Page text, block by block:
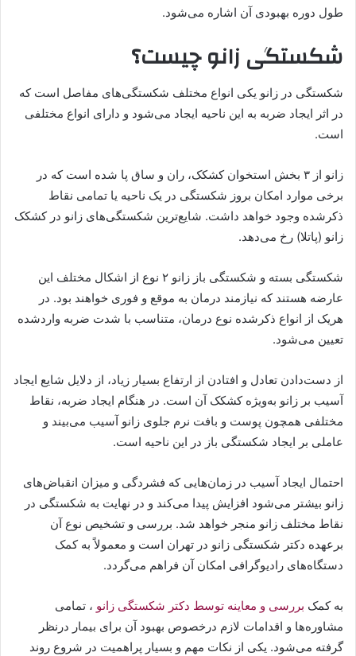
طول دوره بهبودی آن اشاره می‌شود.
شکستگی زانو چیست؟
شکستگی در زانو یکی انواع مختلف شکستگی‌های مفاصل است که
در اثر ایجاد ضربه به این ناحیه ایجاد می‌شود و دارای انواع مختلفی
است.
زانو از ۳ بخش استخوان کشکک، ران و ساق پا شده است که در
برخی موارد امکان بروز شکستگی در یک ناحیه یا تمامی نقاط
ذکرشده وجود خواهد داشت. شایع‌ترین شکستگی‌های زانو در کشکک
زانو (پاتلا) رخ می‌دهد.
شکستگی بسته و شکستگی باز زانو ۲ نوع از اشکال مختلف این
عارضه هستند که نیازمند درمان به موقع و فوری خواهند بود. در
هریک از انواع ذکرشده نوع درمان، متناسب با شدت ضربه وارد‌شده
تعیین می‌شود.
از دست‌دادن تعادل و افتادن از ارتفاع بسیار زیاد، از دلایل شایع‌ ایجاد
آسیب بر زانو به‌ویژه کشکک آن است. در هنگام ایجاد ضربه، نقاط
مختلفی همچون پوست و بافت نرم جلوی زانو آسیب می‌بیند و
عاملی بر ایجاد شکستگی باز در این ناحیه است.
احتمال ایجاد آسیب در زمان‌هایی که فشردگی و میزان انقباض‌های
زانو بیشتر می‌شود افزایش پیدا می‌کند و در نهایت به شکستگی در
نقاط مختلف زانو منجر خواهد شد. بررسی و تشخیص نوع آن
برعهده دکتر شکستگی زانو در تهران است و معمولاً به کمک
دستگاه‌های رادیوگرافی امکان آن فراهم می‌گردد.
به کمک بررسی و معاینه توسط دکتر شکستگی زانو ، تمامی
مشاوره‌ها و اقدامات لازم درخصوص بهبود آن برای بیمار درنظر
گرفته‌ می‌شود. یکی از نکات مهم و بسیار پراهمیت در شروع روند